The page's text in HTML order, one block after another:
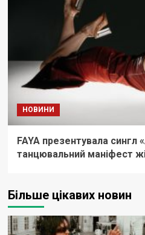
НОВИНИ
FAYA презентувала сингл
танцювальний маніфест
Більше цікавих новин